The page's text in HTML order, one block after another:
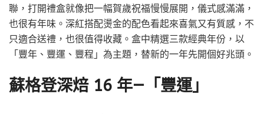
聯，打開禮盒就像把一幅賀歲祝福慢慢展開，儀式感滿滿，
也很有年味。深紅搭配燙金的配色看起來喜氣又有質感，不
只適合送禮，也很值得收藏。盒中精選三款經典年份，以
「豐年、豐運、豐程」為主題，替新的一年先開個好兆頭。
蘇格登深焙 16 年—「豐運」